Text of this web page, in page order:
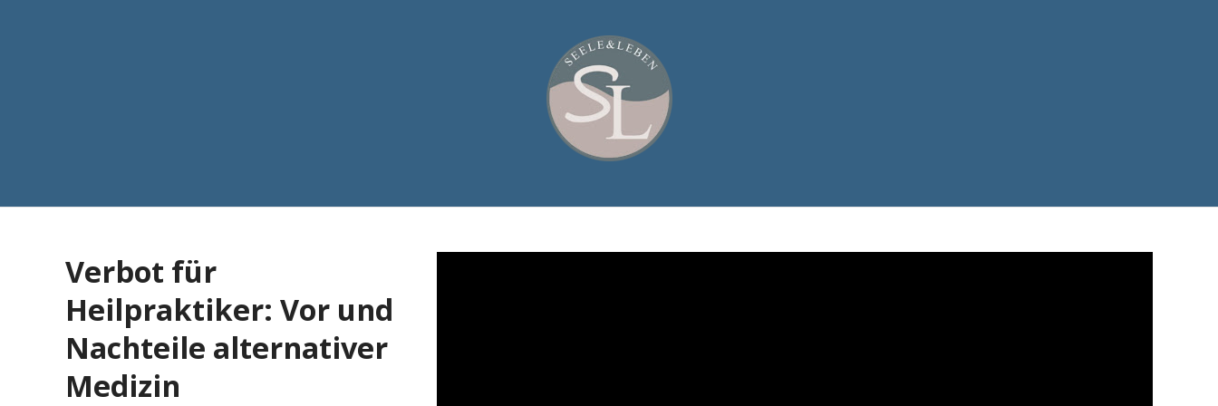
Verbot für
Heilpraktiker: Vor und
Nachteile alternativer
Medizin